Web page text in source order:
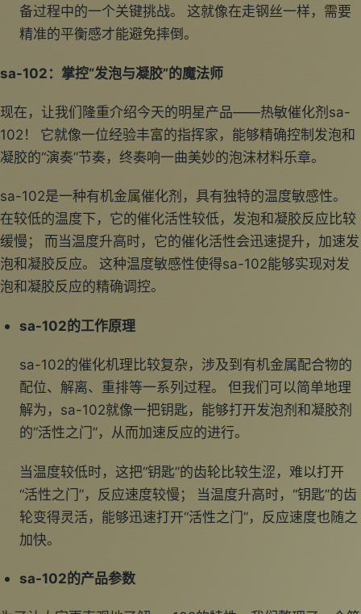
备过程中的一个关键挑战。 这就像在走钢丝一样，需要
精准的平衡感才能避免摔倒。
sa-102：掌控“发泡与凝胶”的魔法师
现在，让我们隆重介绍今天的明星产品——热敏催化剂sa-
102！ 它就像一位经验丰富的指挥家，能够精确控制发泡和
凝胶的“演奏”节奏，终奏响一曲美妙的泡沫材料乐章。
sa-102是一种有机金属催化剂，具有独特的温度敏感性。
在较低的温度下，它的催化活性较低，发泡和凝胶反应比较
缓慢； 而当温度升高时，它的催化活性会迅速提升，加速发
泡和凝胶反应。 这种温度敏感性使得sa-102能够实现对发
泡和凝胶反应的精确调控。
sa-102的工作原理
sa-102的催化机理比较复杂，涉及到有机金属配合物的
配位、解离、重排等一系列过程。 但我们可以简单地理
解为，sa-102就像一把钥匙，能够打开发泡剂和凝胶剂
的“活性之门”，从而加速反应的进行。
当温度较低时，这把“钥匙”的齿轮比较生涩，难以打开
“活性之门”，反应速度较慢； 当温度升高时，“钥匙”的齿
轮变得灵活，能够迅速打开“活性之门”，反应速度也随之
加快。
sa-102的产品参数